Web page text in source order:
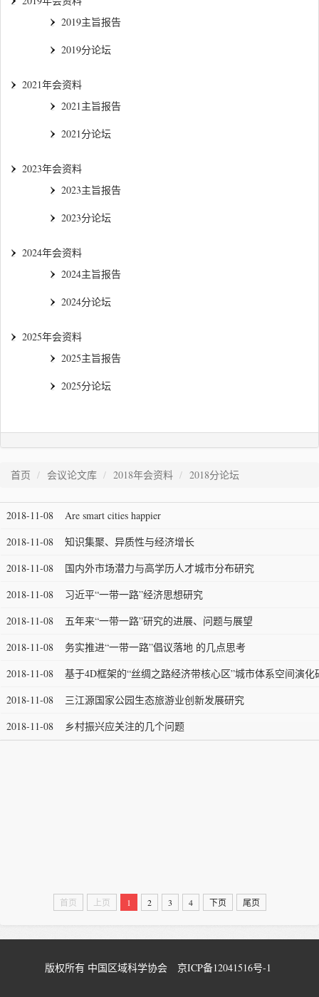
2019主旨报告
2019分论坛
2021年会资料
2021主旨报告
2021分论坛
2023年会资料
2023主旨报告
2023分论坛
2024年会资料
2024主旨报告
2024分论坛
2025年会资料
2025主旨报告
2025分论坛
首页 会议论文库 2018年会资料 2018分论坛
2018-11-08
Are smart cities happier
2018-11-08
知识集聚、异质性与经济增长
2018-11-08
国内外市场潜力与高学历人才城市分布研究
2018-11-08
习近平“一带一路”经济思想研究
2018-11-08
五年来“一带一路”研究的进展、问题与展望
2018-11-08
务实推进“一带一路”倡议落地 的几点思考
2018-11-08
基于4D框架的“丝绸之路经济带核心区”城市体系空间演化
2018-11-08
三江源国家公园生态旅游业创新发展研究
2018-11-08
乡村振兴应关注的几个问题
首页 上页 1 2 3 4 下页 尾页
版权所有 中国区域科学协会 京ICP备12041516号-1